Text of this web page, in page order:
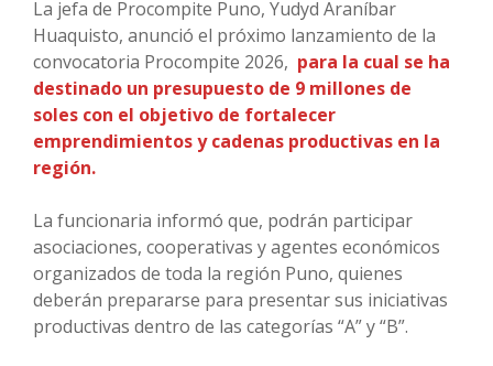
La jefa de Procompite Puno, Yudyd Araníbar
Huaquisto, anunció el próximo lanzamiento de la
convocatoria Procompite 2026, para la cual se ha
destinado un presupuesto de 9 millones de
soles con el objetivo de fortalecer
emprendimientos y cadenas productivas en la
región.
La funcionaria informó que, podrán participar
asociaciones, cooperativas y agentes económicos
organizados de toda la región Puno, quienes
deberán prepararse para presentar sus iniciativas
productivas dentro de las categorías “A” y “B”.